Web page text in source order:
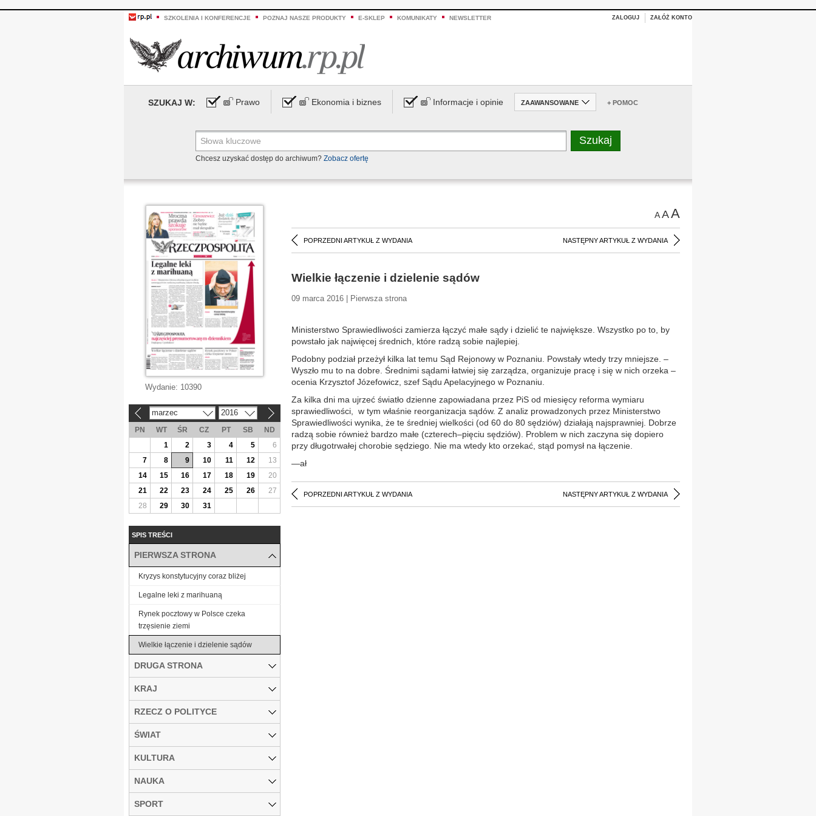
SZKOLENIA I KONFERENCJE POZNAJ NASZE PRODUKTY E-SKLEP KOMUNIKATY NEWSLETTER ZALOGUJ ZAŁÓŻ KONTO
SZUKAJ W: Prawo Ekonomia i biznes Informacje i opinie ZAAWANSOWANE + POMOC
Chcesz uzyskać dostęp do archiwum? Zobacz ofertę
AAA
POPRZEDNI ARTYKUŁ Z WYDANIA NASTĘPNY ARTYKUŁ Z WYDANIA
Wielkie łączenie i dzielenie sądów
09 marca 2016 | Pierwsza strona
Ministerstwo Sprawiedliwości zamierza łączyć małe sądy i dzielić te największe. Wszystko po to, by
powstało jak najwięcej średnich, które radzą sobie najlepiej.
Podobny podział przeżył kilka lat temu Sąd Rejonowy w Poznaniu. Powstały wtedy trzy mniejsze. –
Wyszło mu to na dobre. Średnimi sądami łatwiej się zarządza, organizuje pracę i się w nich orzeka –
ocenia Krzysztof Józefowicz, szef Sądu Apelacyjnego w Poznaniu.
Za kilka dni ma ujrzeć światło dzienne zapowiadana przez PiS od miesięcy reforma wymiaru
sprawiedliwości, w tym właśnie reorganizacja sądów. Z analiz prowadzonych przez Ministerstwo
Sprawiedliwości wynika, że te średniej wielkości (od 60 do 80 sędziów) działają najsprawniej. Dobrze
radzą sobie również bardzo małe (czterech–pięciu sędziów). Problem w nich zaczyna się dopiero
przy długotrwałej chorobie sędziego. Nie ma wtedy kto orzekać, stąd pomysł na łączenie.
—ał
POPRZEDNI ARTYKUŁ Z WYDANIA NASTĘPNY ARTYKUŁ Z WYDANIA
Wydanie: 10390
marzec 2016
PN WT ŚR CZ PT SB
ND
1
2 3 4 5
6
7
8 9 10 11 12
13
14
15 16 17 18 19
20
21
22 23 24 25 26
27
28
29 30 31
SPIS TREŚCI
PIERWSZA STRONA
Kryzys konstytucyjny coraz bliżej
Legalne leki z marihuaną
Rynek pocztowy w Polsce czeka
trzęsienie ziemi
Wielkie łączenie i dzielenie sądów
DRUGA STRONA
KRAJ
RZECZ O POLITYCE
ŚWIAT
KULTURA
NAUKA
SPORT